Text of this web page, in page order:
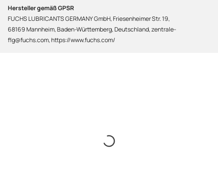
Hersteller gemäß GPSR
FUCHS LUBRICANTS GERMANY GmbH, Friesenheimer Str. 19,
68169 Mannheim, Baden-Württemberg, Deutschland, zentrale-
flg@fuchs.com, https://www.fuchs.com/